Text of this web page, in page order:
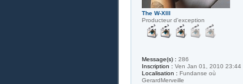
The W-XIII
Producteur d'exception
Message(s) : 286
Inscription : Ven Jan 01, 2010 23:44
Localisation : Fundanse où
GerardMerveille